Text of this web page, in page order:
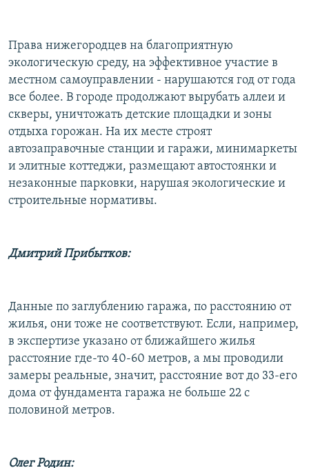
Права нижегородцев на благоприятную
экологическую среду, на эффективное участие в
местном самоуправлении - нарушаются год от года
все более. В городе продолжают вырубать аллеи и
скверы, уничтожать детские площадки и зоны
отдыха горожан. На их месте строят
автозаправочные станции и гаражи, минимаркеты
и элитные коттеджи, размещают автостоянки и
незаконные парковки, нарушая экологические и
строительные нормативы.
Дмитрий Прибытков:
Данные по заглублению гаража, по расстоянию от
жилья, они тоже не соответствуют. Если, например,
в экспертизе указано от ближайшего жилья
расстояние где-то 40-60 метров, а мы проводили
замеры реальные, значит, расстояние вот до 33-его
дома от фундамента гаража не больше 22 с
половиной метров.
Олег Родин: